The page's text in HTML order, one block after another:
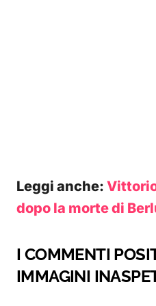
Leggi anche:
dopo la morte di
I COMMENTI
IMMAGINI